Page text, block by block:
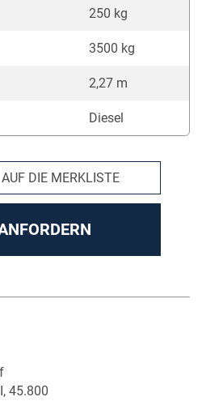
250 kg
3500 kg
2,27 m
Diesel
AUF DIE MERKLISTE
45.800